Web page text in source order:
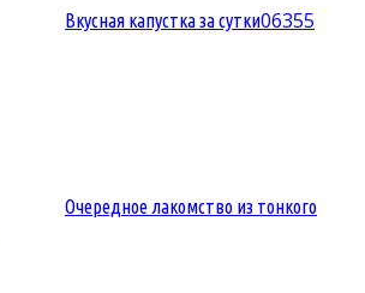
Вкусная капустка за сутки06355
Очередное лакомство из тонкого